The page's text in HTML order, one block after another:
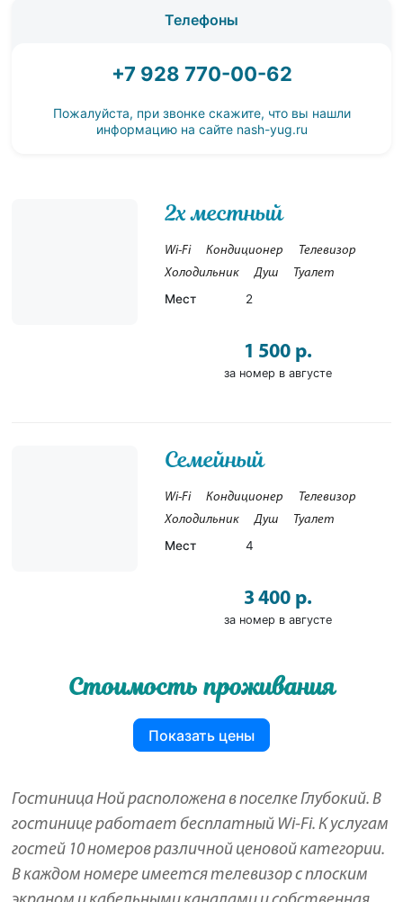
Телефоны
+7 928 770-00-62
Пожалуйста, при звонке скажите, что вы нашли
информацию на сайте nash-yug.ru
2х местный
Wi-Fi Кондиционер
Телевизор
Холодильник
Душ Туалет
Мест 2
1 500 р.
за номер в августе
Семейный
Wi-Fi Кондиционер
Телевизор
Холодильник
Душ Туалет
Мест 4
3 400 р.
за номер в августе
Стоимость проживания
Показать цены
Гостиница Ной расположена в поселке Глубокий. В
гостинице работает бесплатный Wi-Fi. К услугам
гостей 10 номеров различной ценовой категории.
В каждом номере имеется телевизор с плоским